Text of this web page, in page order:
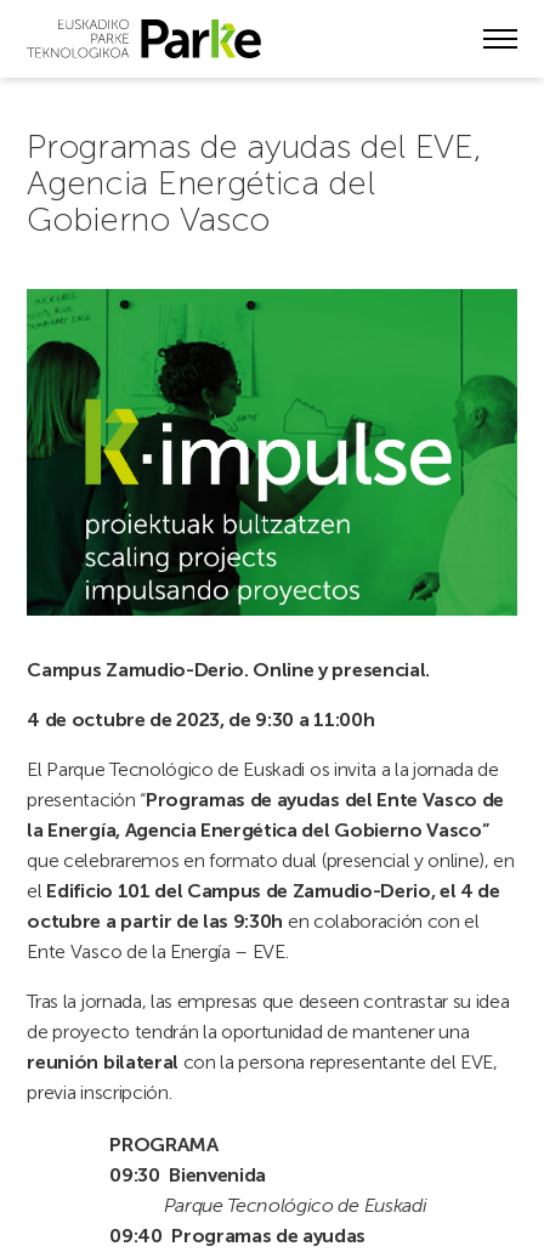
Programas de ayudas del EVE,
Agencia Energética del
Gobierno Vasco
Campus Zamudio-Derio. Online y presencial.
4 de octubre de 2023, de 9:30 a 11:00h
El Parque Tecnológico de Euskadi os invita a la jornada de
presentación “Programas de ayudas del Ente Vasco de
la Energía, Agencia Energética del Gobierno Vasco”
que celebraremos en formato dual (presencial y online), en
el Edificio 101 del Campus de Zamudio-Derio, el 4 de
octubre a partir de las 9:30h en colaboración con el
Ente Vasco de la Energía – EVE.
Tras la jornada, las empresas que deseen contrastar su idea
de proyecto tendrán la oportunidad de mantener una
reunión bilateral con la persona representante del EVE,
previa inscripción.
PROGRAMA
09:30 Bienvenida
Parque Tecnológico de Euskadi
09:40 Programas de ayudas